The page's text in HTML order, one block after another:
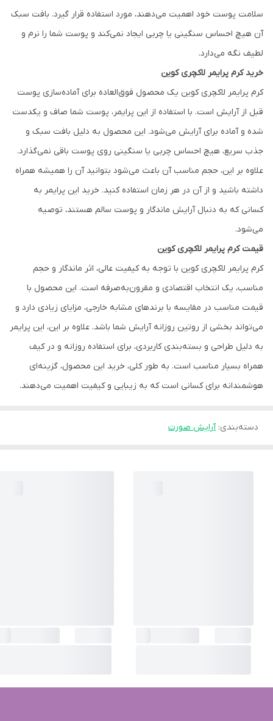
سلامت پوست خود اهمیت می‌دهند، مورد استفاده قرار گیرد. بافت سبک
آن هیچ احساس سنگینی یا چربی ایجاد نمی‌کند و پوست شما را نرم و
لطیف نگه می‌دارد.
خرید کرم پرایمر لاکچری کوین
کرم پرایمر لاکچری کوین یک محصول فوق‌العاده برای آماده‌سازی پوست
قبل از آرایش است. با استفاده از این پرایمر، پوست شما صاف و یکدست
شده و آماده برای آرایش می‌شود. این محصول به دلیل بافت سبک و
جذب سریع، هیچ احساس چربی یا سنگینی روی پوست باقی نمی‌گذارد.
علاوه بر این، حجم مناسب آن باعث می‌شود بتوانید آن را همیشه همراه
داشته باشید و از آن در هر زمان استفاده کنید. خرید این پرایمر به
کسانی که به دنبال آرایش ماندگار و پوست سالم هستند، توصیه
می‌شود.
قیمت کرم پرایمر لاکچری کوین
کرم پرایمر لاکچری کوین با توجه به کیفیت عالی، اثر ماندگار و حجم
مناسب، یک انتخاب اقتصادی و مقرون‌به‌صرفه است. این محصول با
قیمت مناسب در مقایسه با برندهای مشابه خارجی، مزایای زیادی دارد و
می‌تواند بخشی از روتین روزانه آرایش شما باشد. علاوه بر این، این پرایمر
به دلیل طراحی و بسته‌بندی کاربردی، برای استفاده روزانه و در کیف
همراه بسیار مناسب است. به طور کلی، خرید این محصول، گزینه‌ای
هوشمندانه برای کسانی است که به زیبایی و کیفیت اهمیت می‌دهند.
دسته‌بندی:آرایش صورت